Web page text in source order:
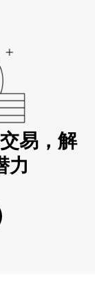
易，解
力